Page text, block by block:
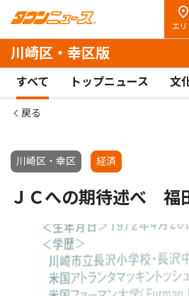
エリ
川崎区・幸区版
すべて トップニュース 文
戻る
川崎区・幸区 経済
ＪＣへの期待述べ 福